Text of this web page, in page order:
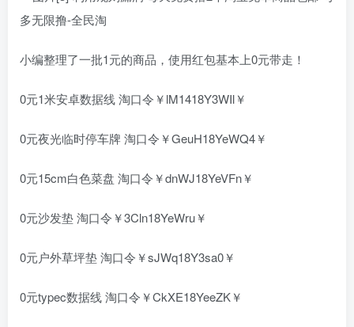
小编整理了一批1元的商品，使用红包基本上0元带走！
0元1米安卓数据线 淘口令￥lM1418Y3WIl￥
0元夜光临时停车牌 淘口令￥GeuH18YeWQ4￥
0元15cm白色菜盘 淘口令￥dnWJ18YeVFn￥
0元沙发垫 淘口令￥3Cln18YeWru￥
0元户外草坪垫 淘口令￥sJWq18Y3sa0￥
0元typec数据线 淘口令￥CkXE18YeeZK￥